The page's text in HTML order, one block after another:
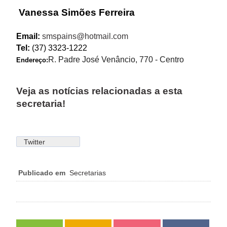
Vanessa Simões Ferreira
Email: smspains@hotmail.com
Tel: (37) 3323-1222
Endereço: R. Padre José Venâncio, 770 - Centro
Veja as notícias relacionadas a esta
secretaria!
Twitter
Publicado em Secretarias